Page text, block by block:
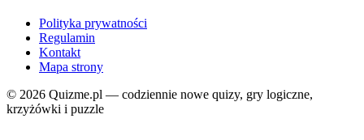
Polityka prywatności
Regulamin
Kontakt
Mapa strony
© 2026 Quizme.pl — codziennie nowe quizy, gry logiczne,
krzyżówki i puzzle